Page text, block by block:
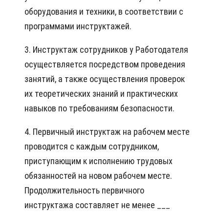
оборудования и техники, в соответствии с
программами инструктажей.
3. Инструктаж сотрудников у Работодателя
осуществляется посредством проведения
занятий, а также осуществления проверок
их теоретических знаний и практических
навыков по требованиям безопасности.
4. Первичный инструктаж на рабочем месте
проводится с каждым сотрудником,
приступающим к исполнению трудовых
обязанностей на новом рабочем месте.
Продолжительность первичного
инструктажа составляет не менее ___